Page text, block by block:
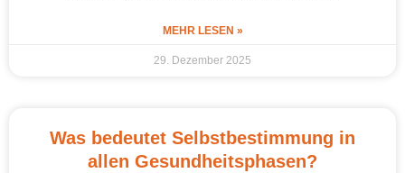
MEHR LESEN »
29. Dezember 2025
Was bedeutet Selbstbestimmung in
allen Gesundheitsphasen?